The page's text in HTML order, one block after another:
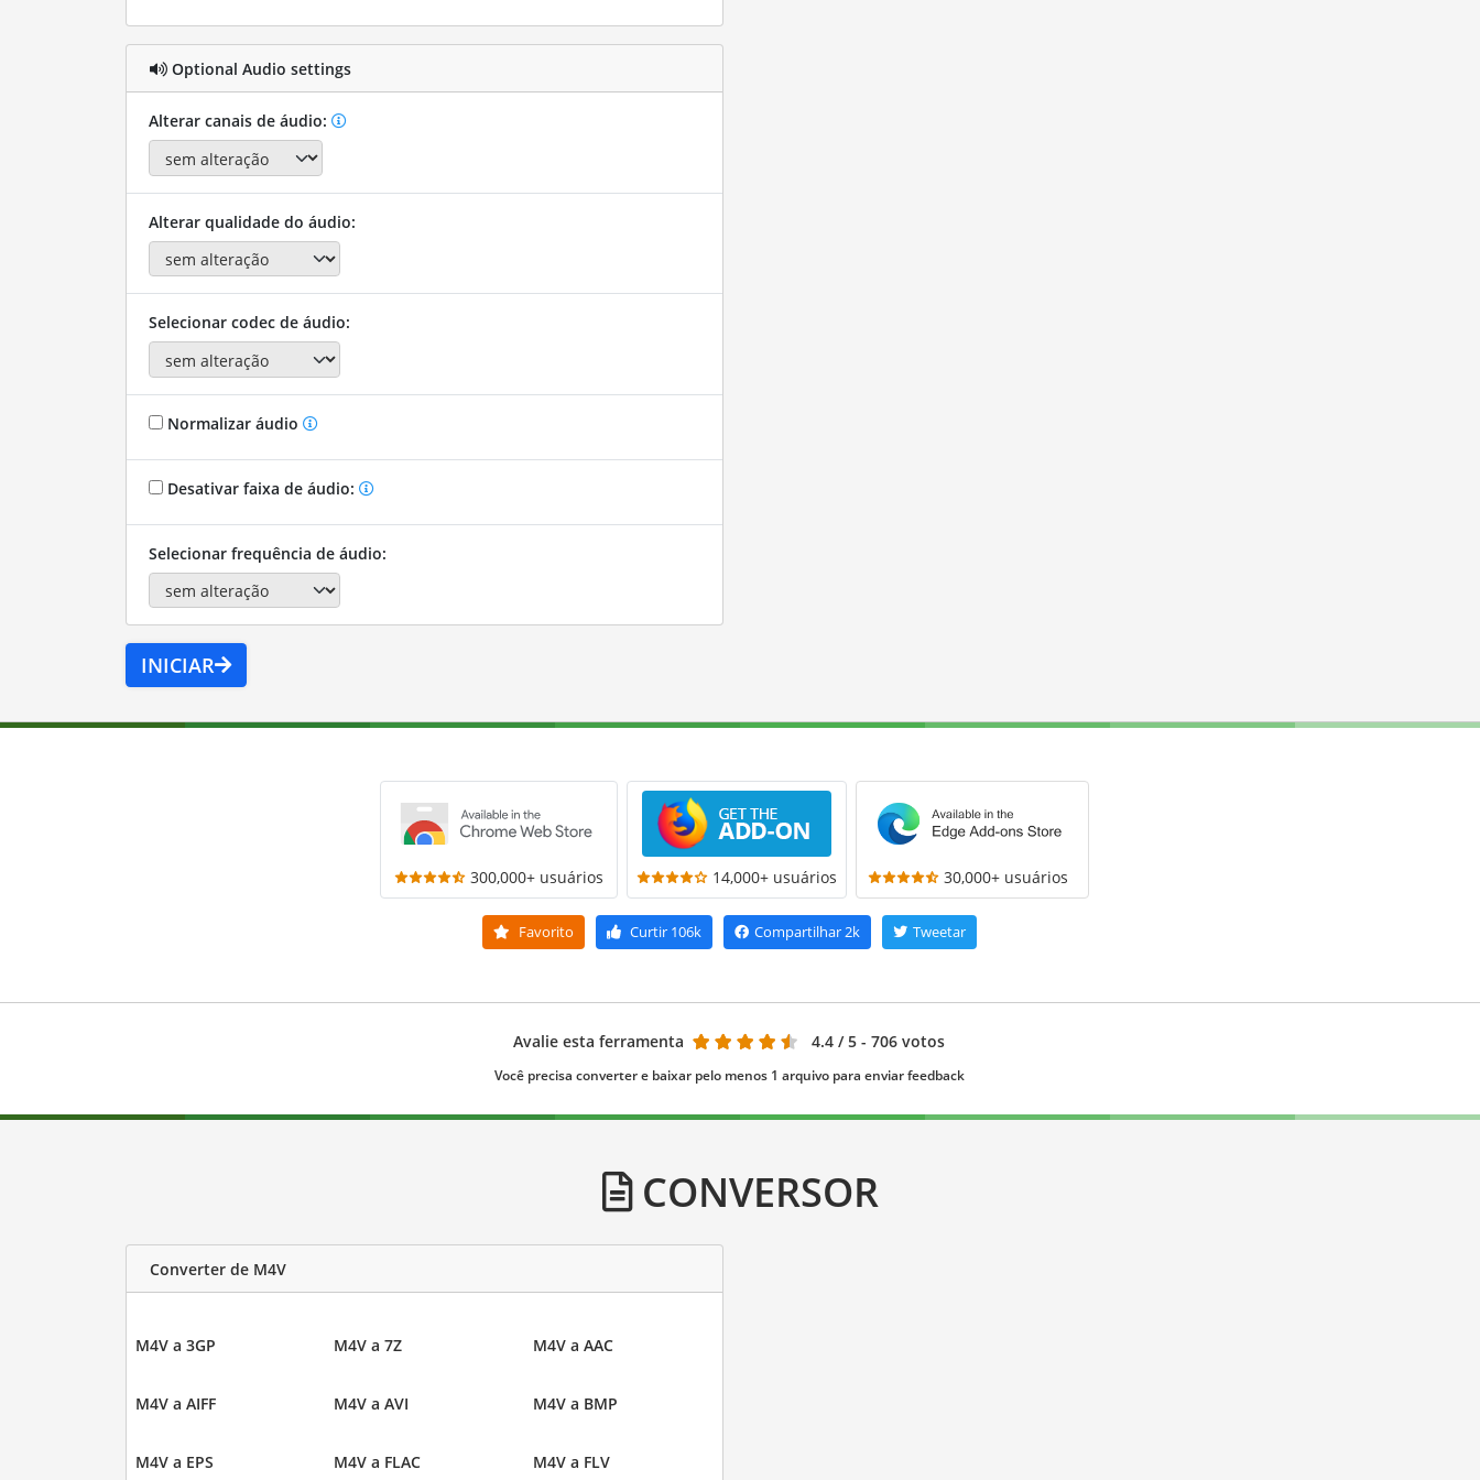
Optional Audio settings
Alterar canais de áudio:
Alterar qualidade do áudio:
Selecionar codec de áudio:
Normalizar áudio
Desativar faixa de áudio:
Selecionar frequência de áudio:
INICIAR
300,000+ usuários 14,000+ usuários 30,000+ usuários
Favorito Curtir106k Compartilhar2k Tweetar
Avalie esta ferramenta 4.4 / 5 - 706 votos
Você precisa converter e baixar pelo menos 1 arquivo para enviar feedback
CONVERSOR
Converter de M4V
M4V a 3GP M4V a 7Z M4V a AAC
M4V a AIFF M4V a AVI M4V a BMP
M4V a EPS M4V a FLAC M4V a FLV